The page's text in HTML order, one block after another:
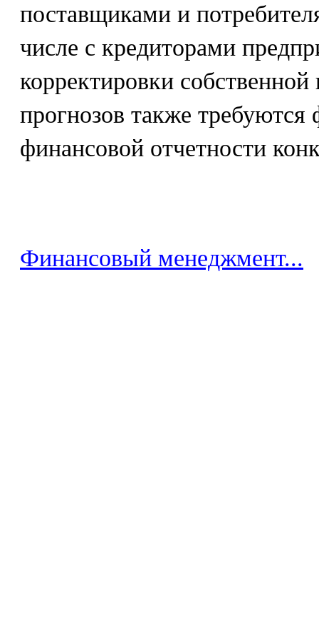
поставщиками и
числе с кредиторами
корректировки
прогнозов также
финансовой отчетности
Финансовый менеджмент...